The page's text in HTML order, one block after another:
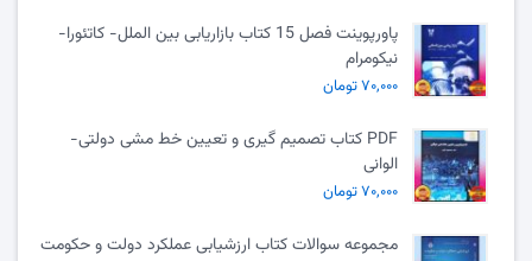
پاورپوینت فصل 15 کتاب بازاریابی بین الملل- کاتئورا-
نیکومرام
۷۰,۰۰۰ تومان
PDF کتاب تصمیم گیری و تعیین خط مشی دولتی-
الوانی
۷۰,۰۰۰ تومان
مجموعه سوالات کتاب ارزشیابی عملکرد دولت و حکومت